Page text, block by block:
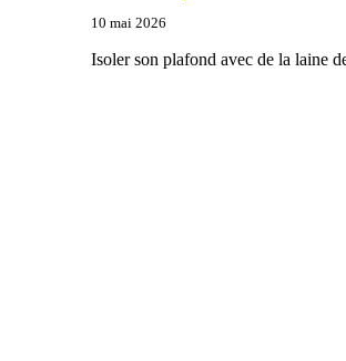
10 mai 2026
Isoler son plafond avec de la laine